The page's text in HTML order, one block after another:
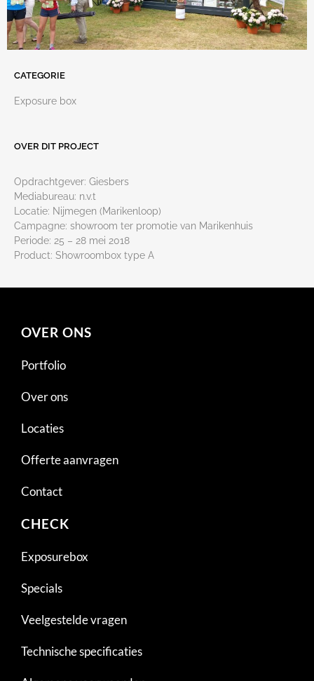
CATEGORIE
Exposure box
OVER DIT PROJECT
Opdrachtgever: Giesbers
Mediabureau: n.v.t
Locatie: Nijmegen (Marikenloop)
Campagne: showroom ter promotie van Marikenhuis
Periode: 25 – 28 mei 2018
Product: Showroombox type A
OVER ONS
Portfolio
Over ons
Locaties
Offerte aanvragen
Contact
CHECK
Exposurebox
Specials
Veelgestelde vragen
Technische specificaties